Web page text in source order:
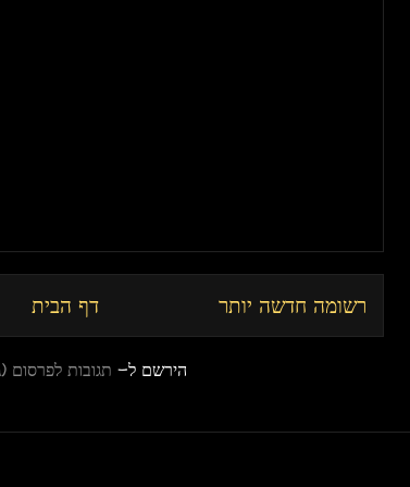
רשומה חדשה יותר דף הבית
הירשם ל- תגובות לפרסום (Atom)